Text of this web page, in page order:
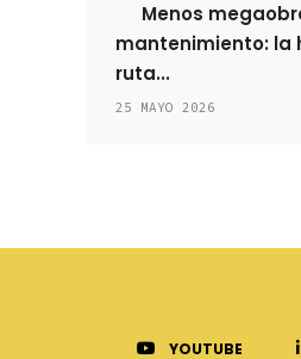
Menos
mantenimiento: la
ruta...
25 MAYO 2026
YOUTUBE